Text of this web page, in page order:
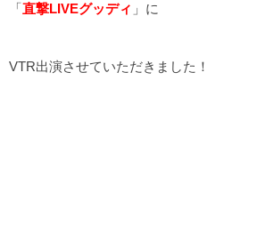
「 直撃LIVEグッディ 」に
VTR出演させていただきました！